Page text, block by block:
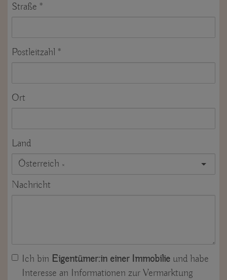
Straße
Postleitzahl
Ort
Land
Österreich ×
Nachricht
Ich bin Eigentümer:in einer Immobilie und habe
Interesse an Informationen zur Vermarktung